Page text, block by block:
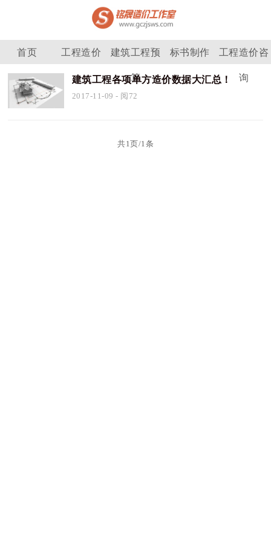
首页 工程造价 建筑工程预
算
标书制作 工程造价咨
询
建筑工程各项单方造价数据大汇总！
2017-11-09 - 阅72
共1页/1条